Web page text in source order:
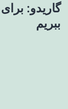
گاریدو:
ببریم